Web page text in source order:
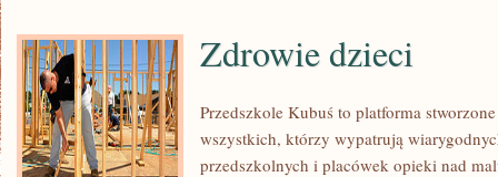
Zdrowie dzieci
Przedszkole Kubuś to platforma
wszystkich, którzy wypatrują
przedszkolnych i placówek opieki nad